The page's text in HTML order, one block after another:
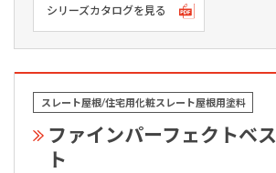
シリーズカタログを見る
スレート屋根/住宅用化粧スレート屋根用塗料
ファインパーフェクトベス
ト